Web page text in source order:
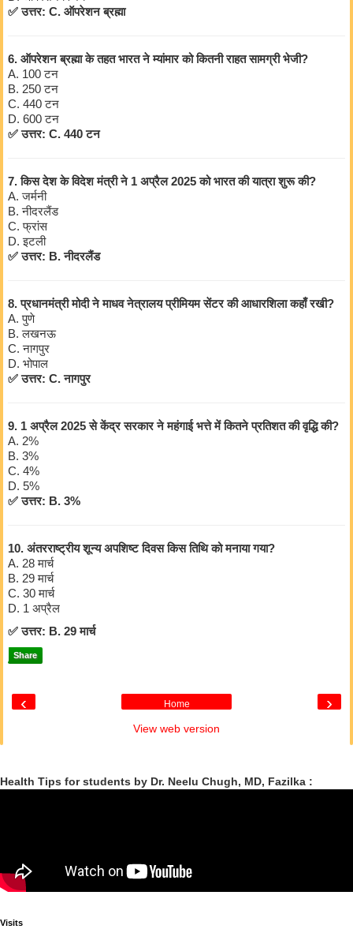
✅ उत्तर: C. ऑपरेशन ब्रह्मा
6. ऑपरेशन ब्रह्मा के तहत भारत ने म्यांमार को कितनी राहत सामग्री भेजी?
A. 100 टन
B. 250 टन
C. 440 टन
D. 600 टन
✅ उत्तर: C. 440 टन
7. किस देश के विदेश मंत्री ने 1 अप्रैल 2025 को भारत की यात्रा शुरू की?
A. जर्मनी
B. नीदरलैंड
C. फ्रांस
D. इटली
✅ उत्तर: B. नीदरलैंड
8. प्रधानमंत्री मोदी ने माधव नेत्रालय प्रीमियम सेंटर की आधारशिला कहाँ रखी?
A. पुणे
B. लखनऊ
C. नागपुर
D. भोपाल
✅ उत्तर: C. नागपुर
9. 1 अप्रैल 2025 से केंद्र सरकार ने महंगाई भत्ते में कितने प्रतिशत की वृद्धि की?
A. 2%
B. 3%
C. 4%
D. 5%
✅ उत्तर: B. 3%
10. अंतरराष्ट्रीय शून्य अपशिष्ट दिवस किस तिथि को मनाया गया?
A. 28 मार्च
B. 29 मार्च
C. 30 मार्च
D. 1 अप्रैल
✅ उत्तर: B. 29 मार्च
Share
‹ ›
Home
View web version
Health Tips for students by Dr. Neelu Chugh, MD, Fazilka :
Visits